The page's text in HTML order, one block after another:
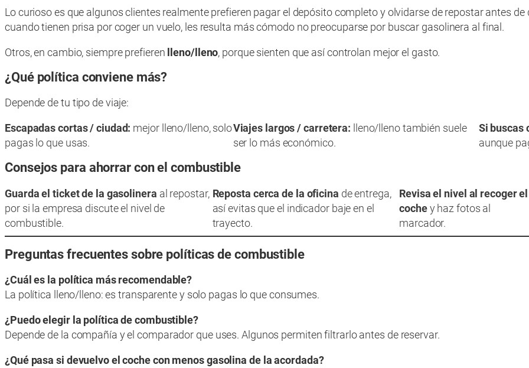
Lo curioso es que algunos clientes realmente prefieren pagar el depósito completo y olvidarse de repostar antes
cuando tienen prisa por coger un vuelo, les resulta más cómodo no preocuparse por buscar gasolinera al final.
Otros, en cambio, siempre prefieren lleno/lleno, porque sienten que así controlan mejor el gasto.
¿Qué política conviene más?
Depende de tu tipo de viaje:
Escapadas cortas / ciudad: mejor lleno/lleno, solo
pagas lo que usas.
Viajes largos / carretera: lleno/lleno también suele
ser lo más económico.
Si buscas
aunque
Consejos para ahorrar con el combustible
Guarda el ticket de la gasolinera al repostar,
por si la empresa discute el nivel de
combustible.
Reposta cerca de la oficina de entrega,
así evitas que el indicador baje en el
trayecto.
Revisa el nivel al recoger el
cochey haz fotos al
marcador.
Preguntas frecuentes sobre políticas de combustible
¿Cuál es la política más recomendable?
La política lleno/lleno: es transparente y solo pagas lo que consumes.
¿Puedo elegir la política de combustible?
Depende de la compañía y el comparador que uses. Algunos permiten filtrarlo antes de reservar.
¿Qué pasa si devuelvo el coche con menos gasolina de la acordada?